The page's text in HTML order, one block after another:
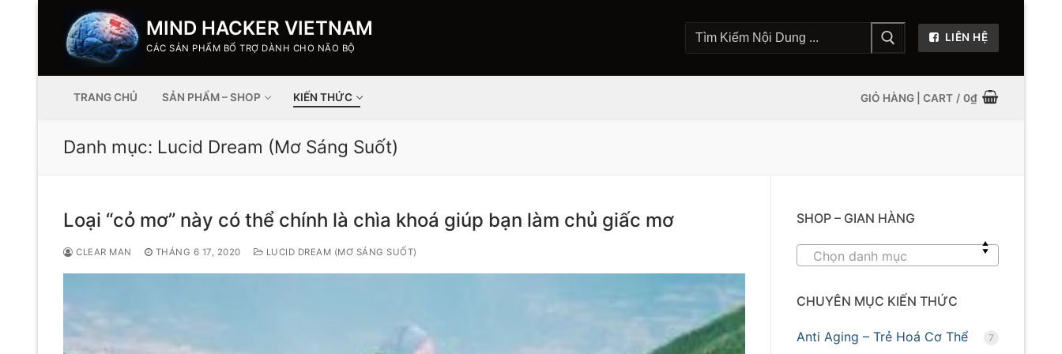
MIND HACKER VIETNAM
CÁC SẢN PHẨM BỔ TRỢ DÀNH CHO NÃO BỘ
LIÊN HỆ
TRANG CHỦ SẢN PHẨM – SHOP KIẾN THỨC GIỎ HÀNG | CART / 0₫
Danh mục: Lucid Dream (Mơ Sáng Suốt)
Loại “cỏ mơ” này có thể chính là chìa khoá giúp bạn làm chủ giấc mơ
CLEAR MAN THÁNG 6 17, 2020 LUCID DREAM (MƠ SÁNG SUỐT)
SHOP – GIAN HÀNG
Chọn danh mục
CHUYÊN MỤC KIẾN THỨC
Anti Aging – Trẻ Hoá Cơ Thể 7